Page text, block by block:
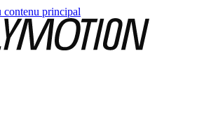
contenu principal